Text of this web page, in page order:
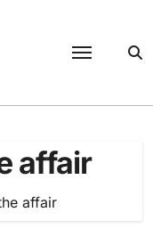
affair
affair